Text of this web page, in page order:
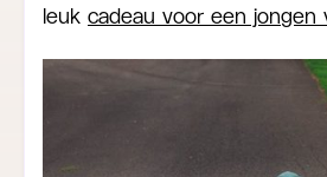
leuk cadeau voor een jongen